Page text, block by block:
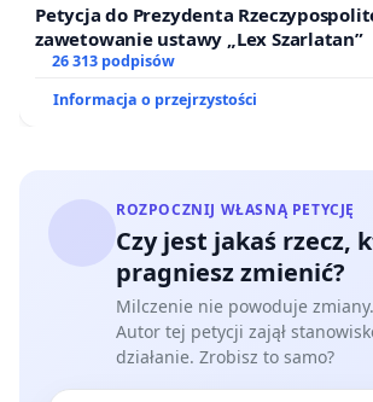
Petycja do Prezydenta
zawetowanie ustawy „Lex Szarlatan”
26 313 podpisów
Informacja o przejrzystości
ROZPOCZNIJ WŁASNĄ PETYCJĘ
Czy jest jakaś rzecz,
pragniesz zmienić?
Milczenie nie powoduje zmiany.
Autor tej petycji zajął
działanie. Zrobisz to samo?